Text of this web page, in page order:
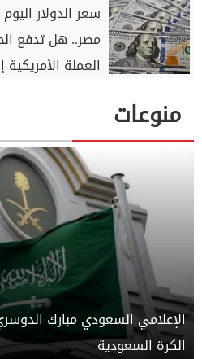
مصر.. هل تدفع
العملة
منوعات
الإعلامي السعودي مبارك
الكرة السعودية